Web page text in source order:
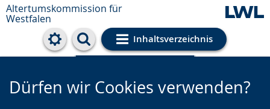
Altertumskommission für
Westfalen
Inhaltsverzeichnis
Cookie-Einstellungen
Dürfen wir Cookies verwenden?